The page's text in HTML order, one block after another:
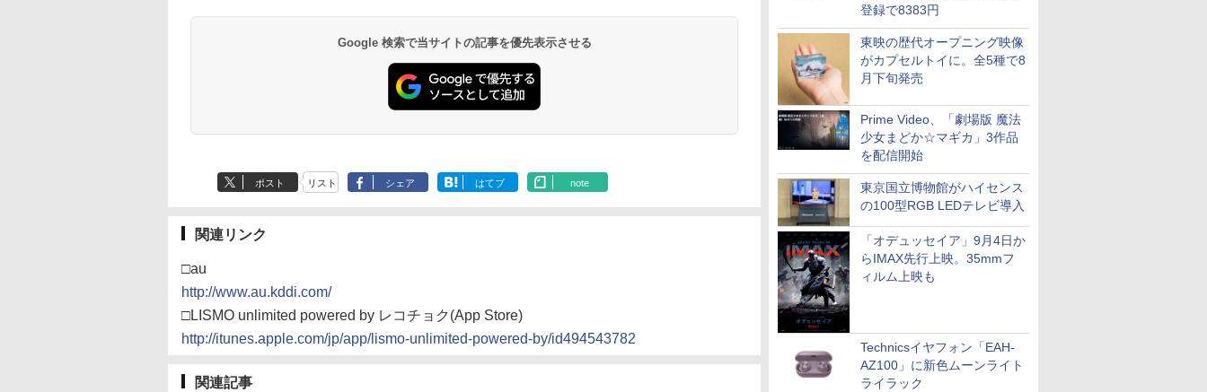
登録で8383円
東映の歴代オープニング映像
がカプセルトイに。全5種で8
月下旬発売
Prime Video、「劇場版 魔法
少女まどか☆マギカ」3作品
を配信開始
東京国立博物館がハイセンス
の100型RGB LEDテレビ導入
「オデュッセイア」9月4日か
らIMAX先行上映。35mmフ
ィルム上映も
Technicsイヤフォン「EAH-
AZ100」に新色ムーンライト
ライラック
Google 検索で当サイトの記事を優先表示させる
ポスト リスト シェア はてブ note
関連リンク
□au
http://www.au.kddi.com/
□LISMO unlimited powered by レコチョク(App Store)
http://itunes.apple.com/jp/app/lismo-unlimited-powered-by/id494543782
関連記事